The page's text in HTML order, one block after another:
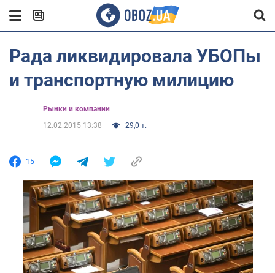
Рада ликвидировала УБОПы
и транспортную милицию
Рынки и компании
12.02.2015 13:38
29,0 т.
15